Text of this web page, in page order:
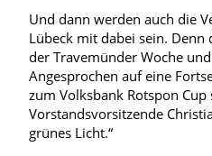
Und dann werden auch die
Lübeck mit dabei sein. Denn
der Travemünder Woche
Angesprochen auf eine
zum Volksbank Rotspon Cup
Vorstandsvorsitzende
grünes Licht.“